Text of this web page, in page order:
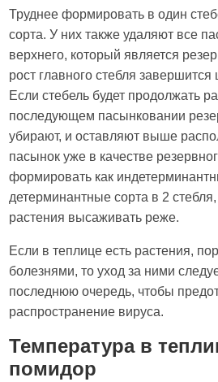
Труднее формировать в один
сорта. У них также удаляют все
верхнего, который является
рост главного стебля завершится
Если стебель будет продолжать
последующем пасынковании
убирают, и оставляют выше
пасынок уже в качестве
формировать как
детерминантные сорта в 2
растения высаживать реже.
Если в теплице есть растения,
болезнями, то уход за ними
последнюю очередь, чтобы
распространение вируса.
Температура в
помидор